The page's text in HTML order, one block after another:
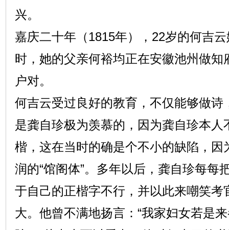
兴。
嘉庆二十年（1815年），22岁的何吉
时，她的父亲何裕均正在安徽池州做知
户对。
何吉云受过良好的教育，不仅能够做诗
是龚自珍极为羡慕的，因为龚自珍本人
楷，这在当时的确是个不小的缺陷，因
润的“馆阁体”。多年以后，龚自珍每每
于自己的正楷字不行，并以此来嘲笑考
大。他曾不满地扬言：“我家妇女若是